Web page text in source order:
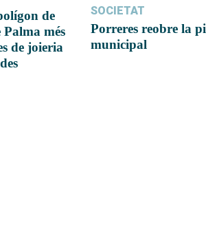
de
Palma més
de joieria
SOCIETAT
Porreres reobre la
municipal